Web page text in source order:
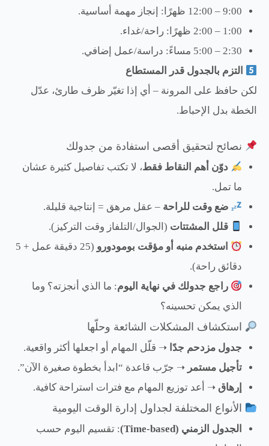
9:00 – 12:00 ظهرًا: إنجاز مهمة أساسية.
1:00 – 2:00 ظهرًا: راحة/غداء.
2:30 – 5:00 مساءً: دراسة/عمل إضافي.
التزم بالجدول قدر المستطاع
لكن حافظ على المرونة – أي إذا تغيّر ظرف طارئ، عدّل
الخطة بدل الإحباط.
نصائح لتحقيق أقصى استفادة من جدولك
دوّن أهم النقاط فقط، لا تكتب تفاصيل كثيرة عشان
ما تمل.
ضع وقت للراحة – عقل مرهق = إنتاجية قليلة.
قلل المشتتات (الجوال/التلفاز وقت التركيز).
استخدم منبه أو مؤقت بومودورو
(25 دقيقة عمل + 5
دقائق راحة).
راجع جدولك في نهاية اليوم: ما الذي أنجزته؟ وما
الذي يمكن تحسينه؟
استكشاف المشكلات الشائعة وحلّها
جدول مزدحم جدًا ➝ قلّل المهام أو اجعلها أكثر واقعية.
تأجيل مستمر ➝ جرّب قاعدة “ابدأ بخطوة صغيرة الآن”.
إرهاق ➝ أعد توزيع المهام مع فترات استراحة كافية.
الأنواع المختلفة لجداول إدارة الوقت اليومية
الجدول الزمني (Time-based)
: تقسيم اليوم حسب